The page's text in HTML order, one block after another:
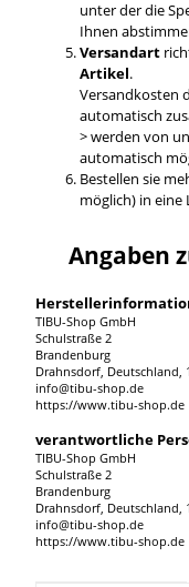
unter der die
Ihnen
Versandart
Artikel.
Versandkosten
automatisch
> werden von
automatisch
Bestellen sie
möglich) in eine
Angaben
TIBU-Shop GmbH
Schulstraße 2
Brandenburg
Drahnsdorf, Deutschland,
info@tibu-shop.de
https://www.tibu-shop.de
verantwortliche
TIBU-Shop GmbH
Schulstraße 2
Brandenburg
Drahnsdorf, Deutschland,
info@tibu-shop.de
https://www.tibu-shop.de